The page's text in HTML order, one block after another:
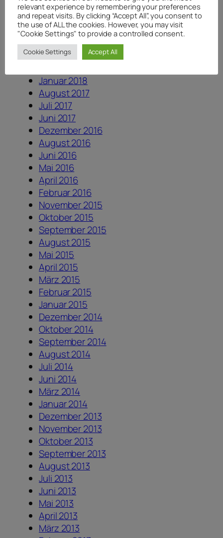
April 2020
August 2019
August 2018
Juli 2018
Juni 2018
Januar 2018
August 2017
Juli 2017
Juni 2017
Dezember 2016
August 2016
Juni 2016
Mai 2016
April 2016
Februar 2016
November 2015
Oktober 2015
September 2015
August 2015
Mai 2015
April 2015
März 2015
Februar 2015
Januar 2015
Dezember 2014
Oktober 2014
September 2014
August 2014
Juli 2014
Juni 2014
März 2014
Januar 2014
Dezember 2013
November 2013
Oktober 2013
September 2013
August 2013
Juli 2013
Juni 2013
Mai 2013
April 2013
März 2013
relevant experience by remembering your preferences
and repeat visits. By clicking “Accept All”, you consent to
the use of ALL the cookies. However, you may visit
"Cookie Settings" to provide a controlled consent.
Cookie Settings Accept All